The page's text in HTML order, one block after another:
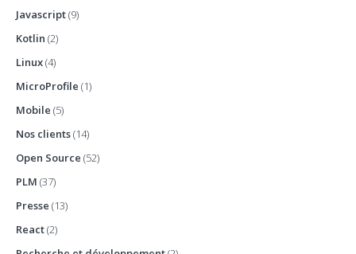
Javascript(9)
Kotlin (2)
Linux(4)
MicroProfile (1)
Mobile (5)
Nos clients(14)
Open Source (52)
PLM (37)
Presse (13)
React(2)